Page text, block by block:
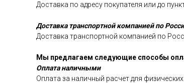
Доставка по адресу покупателя или до
Доставка транспортной компанией по
Доставка транспортной компанией по
Мы предлагаем следующие способы
Оплата наличными
Оплата за наличный расчет для